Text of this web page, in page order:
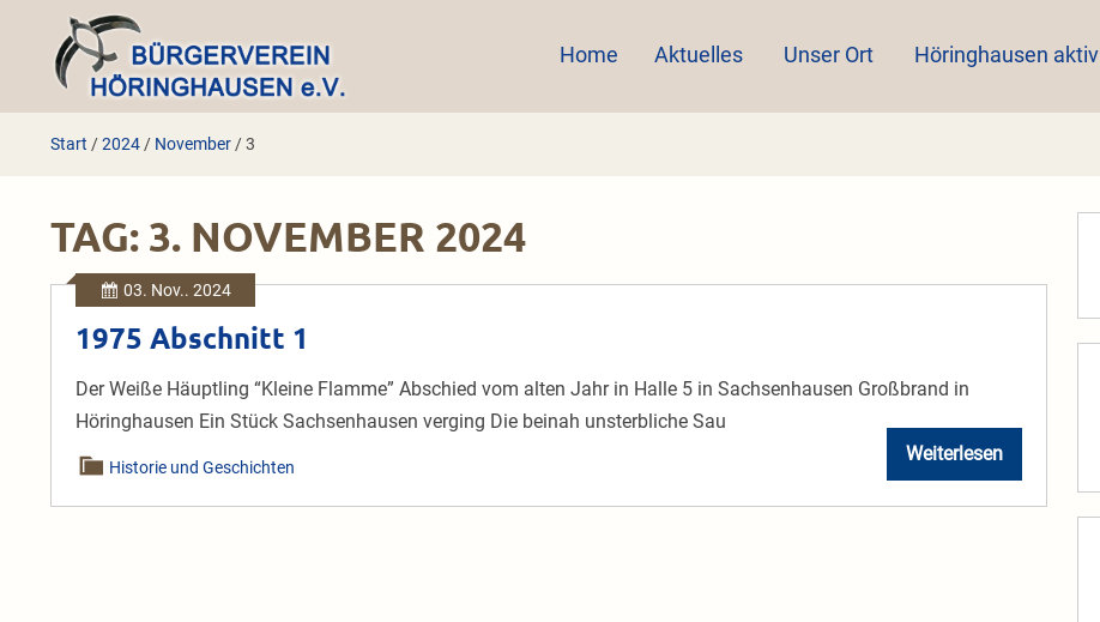
springen
Home Aktuelles Unser Ort Höringhausen aktiv
Start /2024 / November /3
TAG: 3. NOVEMBER 2024
03. Nov.. 2024
1975 Abschnitt 1
Der Weiße Häuptling “Kleine Flamme” Abschied vom alten Jahr in Halle 5 in Sachsenhausen Großbrand in
Höringhausen Ein Stück Sachsenhausen verging Die beinah unsterbliche Sau
Weiterlesen
1975
Abschnitt
Historie und Geschichten